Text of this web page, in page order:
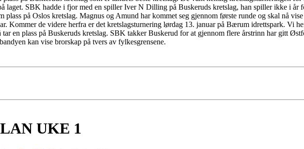
laget. SBK hadde i fjor med en spiller Iver N Dilling på Buskeruds kretslag, han spiller ikke i år
plass på Oslos kretslag. Magnus og Amund har kommet seg gjennom første runde og skal nå
Kommer de videre herfra er det kretslagsturnering lørdag 13. januar på Bærum idrettspark. Vi
tar en plass på Buskeruds kretslag. SBK takker Buskerud for at gjennom flere årstrinn har gitt
kan vise brorskap på tvers av fylkesgrensene.
UKE 1